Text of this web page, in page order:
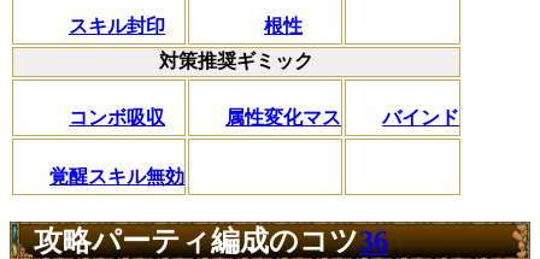
スキル封印
根性
対策推奨ギミック
コンボ吸収 属性変化マス バインド
覚醒スキル無効
攻略パーティ編成のコツ36